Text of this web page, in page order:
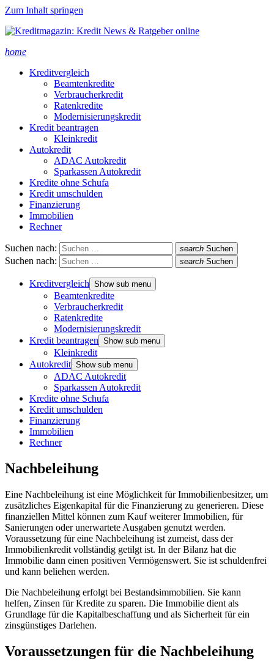
Zum Inhalt springen
home
Kreditvergleich
Beamtenkredite
Verbraucherkredit
Ratenkredite
Modernisierungskredit
Kredit beantragen
Kleinkredit
Autokredit
ADAC Autokredit
Sparkassen Autokredit
Kredite ohne Schufa
Kredit umschulden
Finanzierung
Immobilien
Rechner
Suchen nach: search Suchen
Suchen nach: search Suchen
Kreditvergleich Show sub menu
Beamtenkredite
Verbraucherkredit
Ratenkredite
Modernisierungskredit
Kredit beantragen Show sub menu
Kleinkredit
Autokredit Show sub menu
ADAC Autokredit
Sparkassen Autokredit
Kredite ohne Schufa
Kredit umschulden
Finanzierung
Immobilien
Rechner
Nachbeleihung
Eine Nachbeleihung ist eine Möglichkeit für Immobilienbesitzer, um
zusätzliches Eigenkapital für die Finanzierung zu generieren. Diese
finanziellen Mittel können zum Kauf weiterer Immobilien, für
Sanierungen oder unerwartete Ausgaben genutzt werden.
Voraussetzung für eine Nachbeleihung ist zumeist, dass der
Immobilienkredit vollständig getilgt ist. In der Bilanz hat die
Immobilie dann einen positiven Vermögenswert. Sie ist schuldenfrei
und kann beliehen werden.
Die Nachbeleihung erfolgt bei Bestandsimmobilien. Sie kann
helfen, Zinsen für Kredite zu sparen. Die Immobilie dient als
Grundlage für die Kapitalbeschaffung und als Sicherheit für ein
zinsgünstiges Darlehen.
Voraussetzungen für die Nachbeleihung